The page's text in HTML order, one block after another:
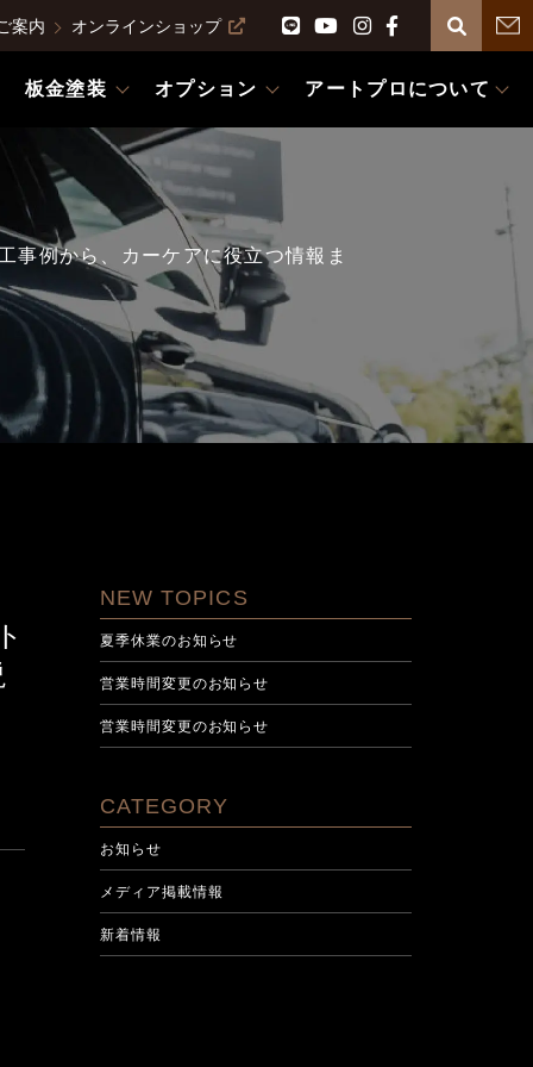
案内 オンラインショップ
板金塗装 オプション アートプロについて
事例から、カーケアに役立つ情報ま
NEW TOPICS
夏季休業のお知らせ
営業時間変更のお知らせ
営業時間変更のお知らせ
CATEGORY
お知らせ
メディア掲載情報
新着情報